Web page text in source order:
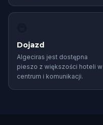
Dojazd
Algeciras jest dostępna
pieszo z większości hoteli w
centrum i komunikacji.